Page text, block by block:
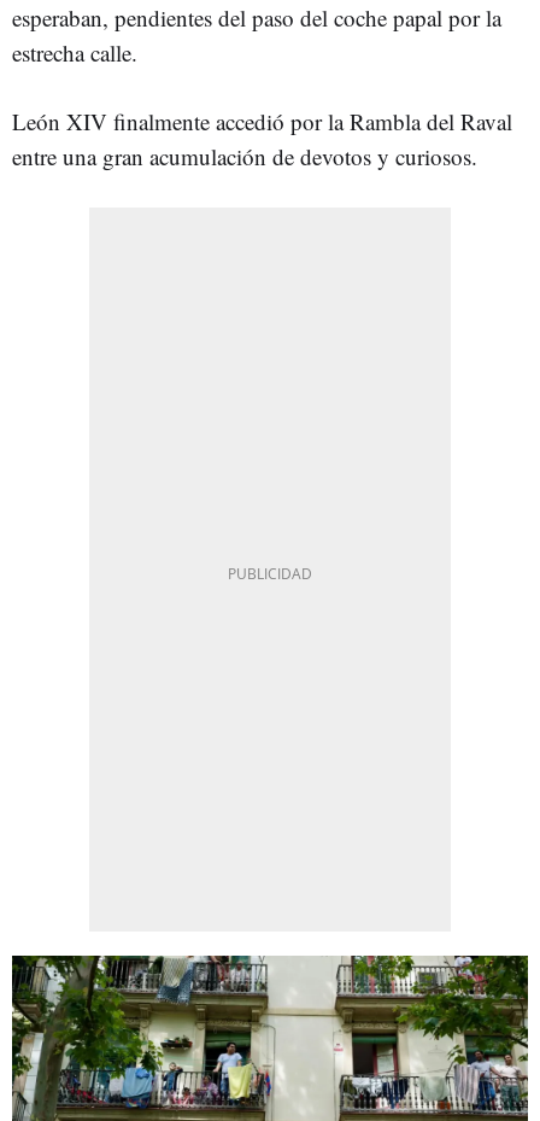
esperaban, pendientes del paso del coche papal por la
estrecha calle.
León XIV finalmente accedió por la Rambla del Raval
entre una gran acumulación de devotos y curiosos.